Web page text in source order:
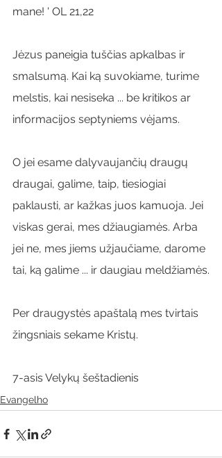
mane! ' OL 21,22
Jėzus paneigia tuščias apkalbas ir
smalsumą. Kai ką suvokiame, turime
melstis, kai nesiseka ... be kritikos ar
informacijos septyniems vėjams.
O jei esame dalyvaujančių draugų
draugai, galime, taip, tiesiogiai
paklausti, ar kažkas juos kamuoja. Jei
viskas gerai, mes džiaugiamės. Arba
jei ne, mes jiems užjaučiame, darome
tai, ką galime ... ir daugiau meldžiamės.
Per draugystės apaštalą mes tvirtais
žingsniais sekame Kristų.
7-asis Velykų šeštadienis
Evangelho